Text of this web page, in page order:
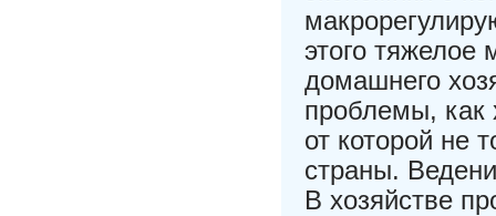
этого тяжелое
домашнего
проблемы, как
от которой не
страны.
В хозяйстве